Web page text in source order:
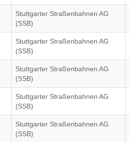
Stuttgarter Straßenbahnen AG
(SSB)
Stuttgarter Straßenbahnen AG
(SSB)
Stuttgarter Straßenbahnen AG
(SSB)
Stuttgarter Straßenbahnen AG
(SSB)
Stuttgarter Straßenbahnen AG
(SSB)